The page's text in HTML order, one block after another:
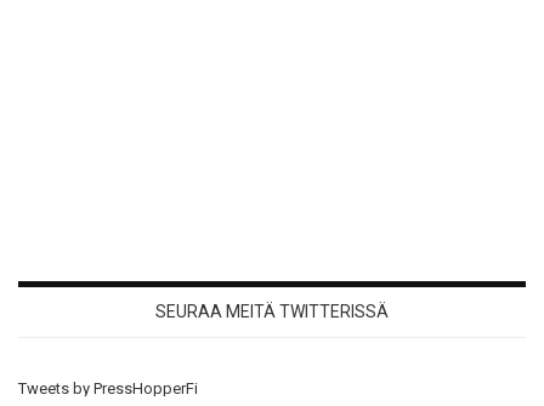
SEURAA MEITÄ TWITTERISSÄ
Tweets by PressHopperFi